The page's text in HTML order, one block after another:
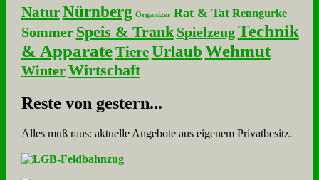
NaturNürnberg Organizer Rat & Tat Renngurke
Sommer Speis & Trank Spielzeug Technik
& Apparate Tiere UrlaubWehmut
Winter Wirtschaft
Re­ste von ge­stern...
Alles muß raus: aktuelle An­ge­bo­te aus eigenem Privatbesitz.